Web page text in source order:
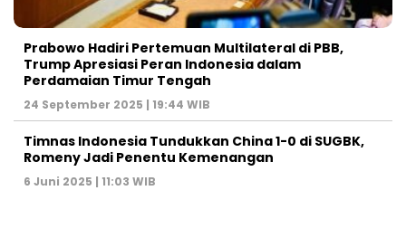
Prabowo Hadiri Pertemuan Multilateral di PBB,
Trump Apresiasi Peran Indonesia dalam
Perdamaian Timur Tengah
24 September 2025 | 19:44 WIB
Timnas Indonesia Tundukkan China 1-0 di SUGBK,
Romeny Jadi Penentu Kemenangan
6 Juni 2025 | 11:03 WIB